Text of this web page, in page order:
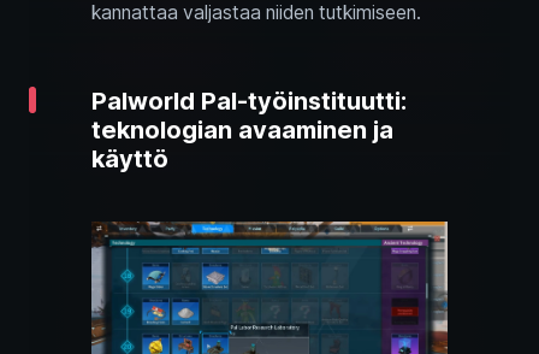
kannattaa valjastaa niiden tutkimiseen.
Palworld Pal-työinstituutti:
teknologian avaaminen ja
käyttö